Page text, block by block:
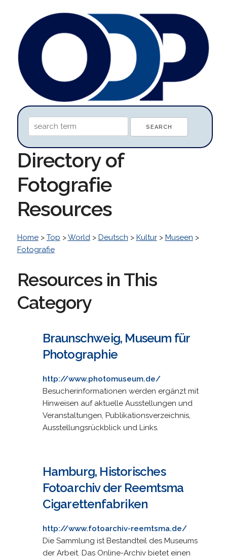
Directory of
Fotografie
Resources
Home> Top >World> Deutsch > Kultur> Museen >
Fotografie
Resources in This
Category
Braunschweig, Museum für
Photographie
http://www.photomuseum.de/
Besucherinformationen werden ergänzt mit
Hinweisen auf aktuelle Ausstellungen und
Veranstaltungen, Publikationsverzeichnis,
Ausstellungsrückblick und Links.
Hamburg, Historisches
Fotoarchiv der Reemtsma
Cigarettenfabriken
http://www.fotoarchiv-reemtsma.de/
Die Sammlung ist Bestandteil des Museums
der Arbeit. Das Online-Archiv bietet einen